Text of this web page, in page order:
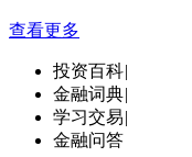
查看更多
投资百科|
金融词典|
学习交易|
金融问答